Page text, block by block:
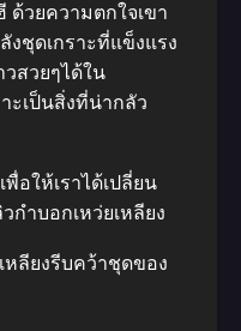
ด้วยความตกใจเขา
ชุดเกราะที่แข็งแรง
สวยๆได้ใน
ะเป็นสิ่งที่น่ากลัว
อให้เราได้เปลี่ยน
าบอกเหว่ยเหลียง
หลียงรีบคว้าชุดของ